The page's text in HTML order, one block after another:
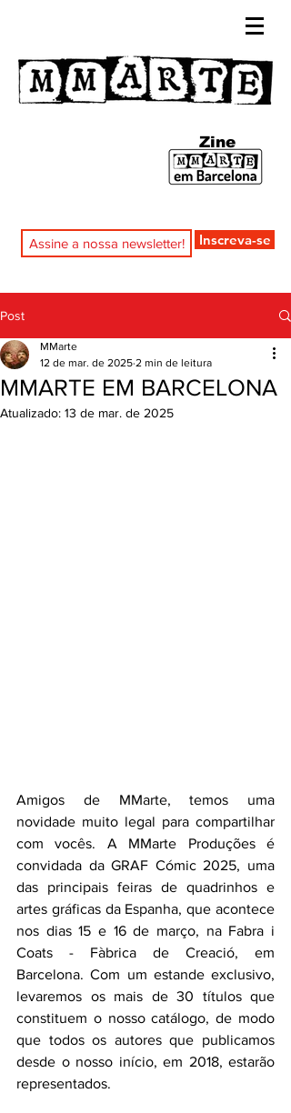
Zine
Inscreva-se
Post
MMARTE EM BARCELONA
MMarte
12 de mar. de 2025 2 min de leitura
Atualizado: 13 de mar. de 2025
Amigos de MMarte, temos uma
novidade muito legal para compartilhar
com vocês. A MMarte Produções é
convidada da GRAF Cómic 2025, uma
das principais feiras de quadrinhos e
artes gráficas da Espanha, que acontece
nos dias 15 e 16 de março, na Fabra i
Coats - Fàbrica de Creació, em
Barcelona. Com um estande exclusivo,
levaremos os mais de 30 títulos que
constituem o nosso catálogo, de modo
que todos os autores que publicamos
desde o nosso início, em 2018, estarão
representados.